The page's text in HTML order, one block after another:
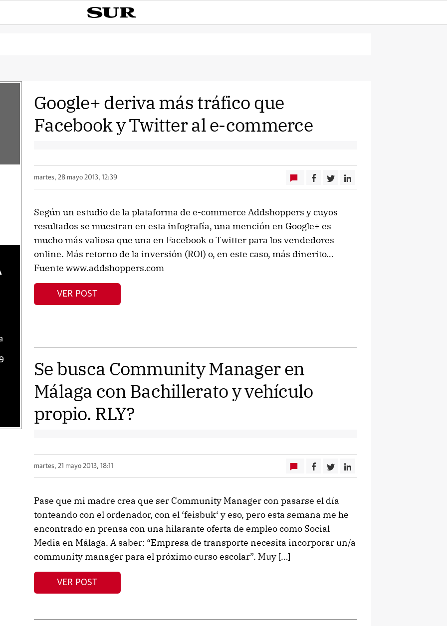
Google+ deriva más tráfico que
Facebook y Twitter al e-commerce
martes, 28 mayo 2013, 12:39
Según un estudio de la plataforma de e-commerce Addshoppers y cuyos
resultados se muestran en esta infografía, una mención en Google+ es
mucho más valiosa que una en Facebook o Twitter para los vendedores
online. Más retorno de la inversión (ROI) o, en este caso, más dinerito…
Fuente www.addshoppers.com
VER POST
Se busca Community Manager en
Málaga con Bachillerato y vehículo
propio. RLY?
martes, 21 mayo 2013, 18:11
Pase que mi madre crea que ser Community Manager con pasarse el día
tonteando con el ordenador, con el ‘feisbuk‘ y eso, pero esta semana me he
encontrado en prensa con una hilarante oferta de empleo como Social
Media en Málaga. A saber: “Empresa de transporte necesita incorporar un/a
community manager para el próximo curso escolar”. Muy […]
VER POST